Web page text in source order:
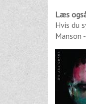
Læs
Hvis du
Manson